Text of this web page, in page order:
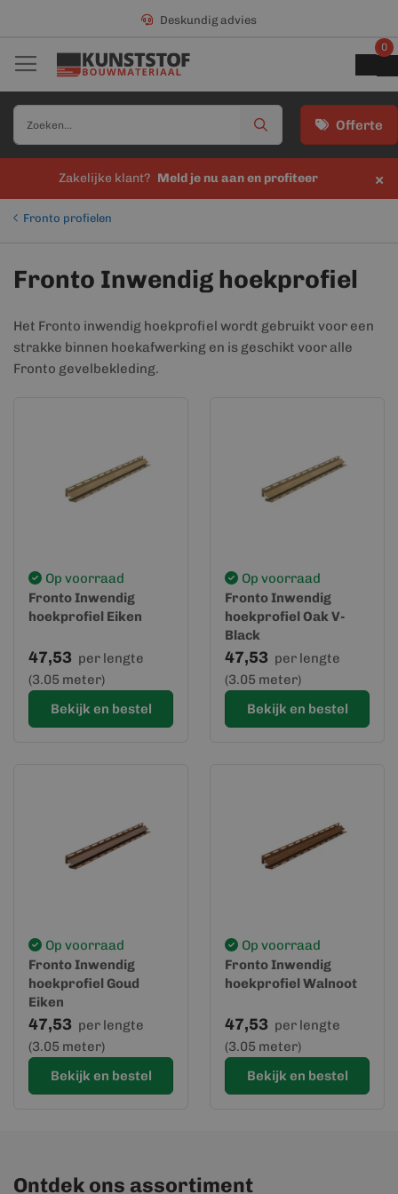
Deskundig advies
Offerte
0
Zakelijke klant? Meld je nu aan en profiteer ×
Fronto profielen
Fronto Inwendig hoekprofiel
Het Fronto inwendig hoekprofiel wordt gebruikt voor een
strakke binnen hoekafwerking en is geschikt voor alle
Fronto gevelbekleding.
Op voorraad
Fronto Inwendig
hoekprofiel Eiken
47,53 per lengte
(3.05 meter)
Bekijk en bestel
Op voorraad
Fronto Inwendig
hoekprofiel Oak V-
Black
47,53 per lengte
(3.05 meter)
Bekijk en bestel
Op voorraad
Fronto Inwendig
hoekprofiel Goud
Eiken
47,53 per lengte
(3.05 meter)
Bekijk en bestel
Op voorraad
Fronto Inwendig
hoekprofiel Walnoot
47,53 per lengte
(3.05 meter)
Bekijk en bestel
Ontdek ons assortiment